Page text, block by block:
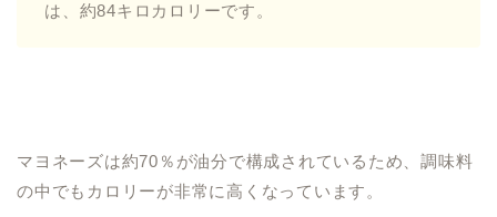
は、約84キロカロリーです。
マヨネーズは約70％が油分で構成されているため、調味料
の中でもカロリーが非常に高くなっています。